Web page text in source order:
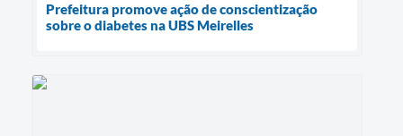
Prefeitura promove ação de conscientização
sobre o diabetes na UBS Meirelles